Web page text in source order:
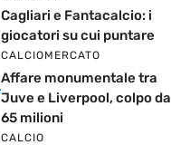
Cagliari e Fantacalcio: i
giocatori su cui puntare
CALCIOMERCATO
Affare monumentale tra
Juve e Liverpool, colpo da
65 milioni
CALCIO